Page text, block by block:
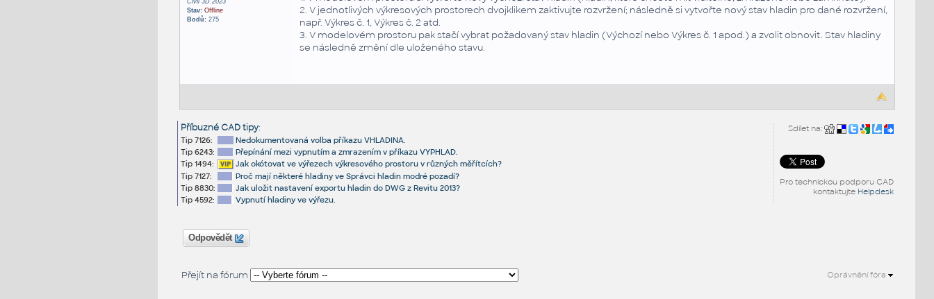
Civil 3D 2023
Stav: Offline
Bodů:275
2. V jednotlivých výkresových prostorech dvojklikem zaktivujte rozvržení; následně si vytvořte nový stav hladin pro dané rozvržení,
např. Výkres č. 1, Výkres č. 2 atd.
3. V modelovém prostoru pak stačí vybrat požadovaný stav hladin (Výchozí nebo Výkres č. 1 apod.) a zvolit obnovit. Stav hladiny
se následně změní dle uloženého stavu.
Sdílet na:
Pro technickou podporu CAD
kontaktujte Helpdesk
Příbuzné CAD tipy:
Tip 7126:
Nedokumentovaná volba příkazu VHLADINA.
Tip 6243:
Přepínání mezi vypnutím a zmrazením v příkazu VYPHLAD.
Tip 1494:
Jak okótovat ve výřezech výkresového prostoru v různých měřítcích?
Tip 7127:
Proč mají některé hladiny ve Správci hladin modré pozadí?
Tip 8830:
Jak uložit nastavení exportu hladin do DWG z Revitu 2013?
Tip 4592:
Vypnutí hladiny ve výřezu.
Odpovědět
Přejít na fórum Oprávnění fóra